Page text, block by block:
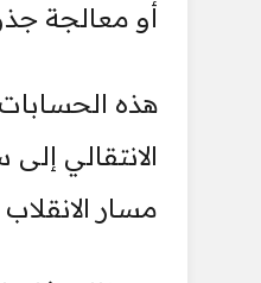
أو معالجة
هذه
الانتقالي
مسار